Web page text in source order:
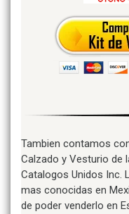
Tambien contamos
Calzado y Vesturio de
Catalogos Unidos Inc.
mas conocidas en
de poder venderlo en